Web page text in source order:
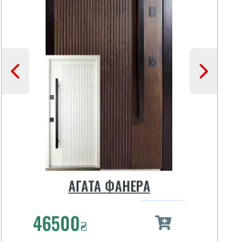
АГАТА ФАНЕРА
46500₴